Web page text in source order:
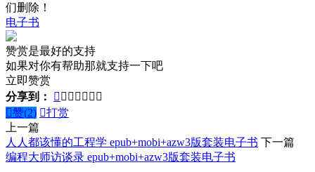
们删除！
电子书
赞赏是最好的支持
如果对你有帮助那就支持一下吧
立即赞赏
分享到：
      
赞(2) 打赏
上一篇
人人都该懂的工程学 epub+mobi+azw3版套装电子书 下一篇
编程大师访谈录 epub+mobi+azw3版套装电子书